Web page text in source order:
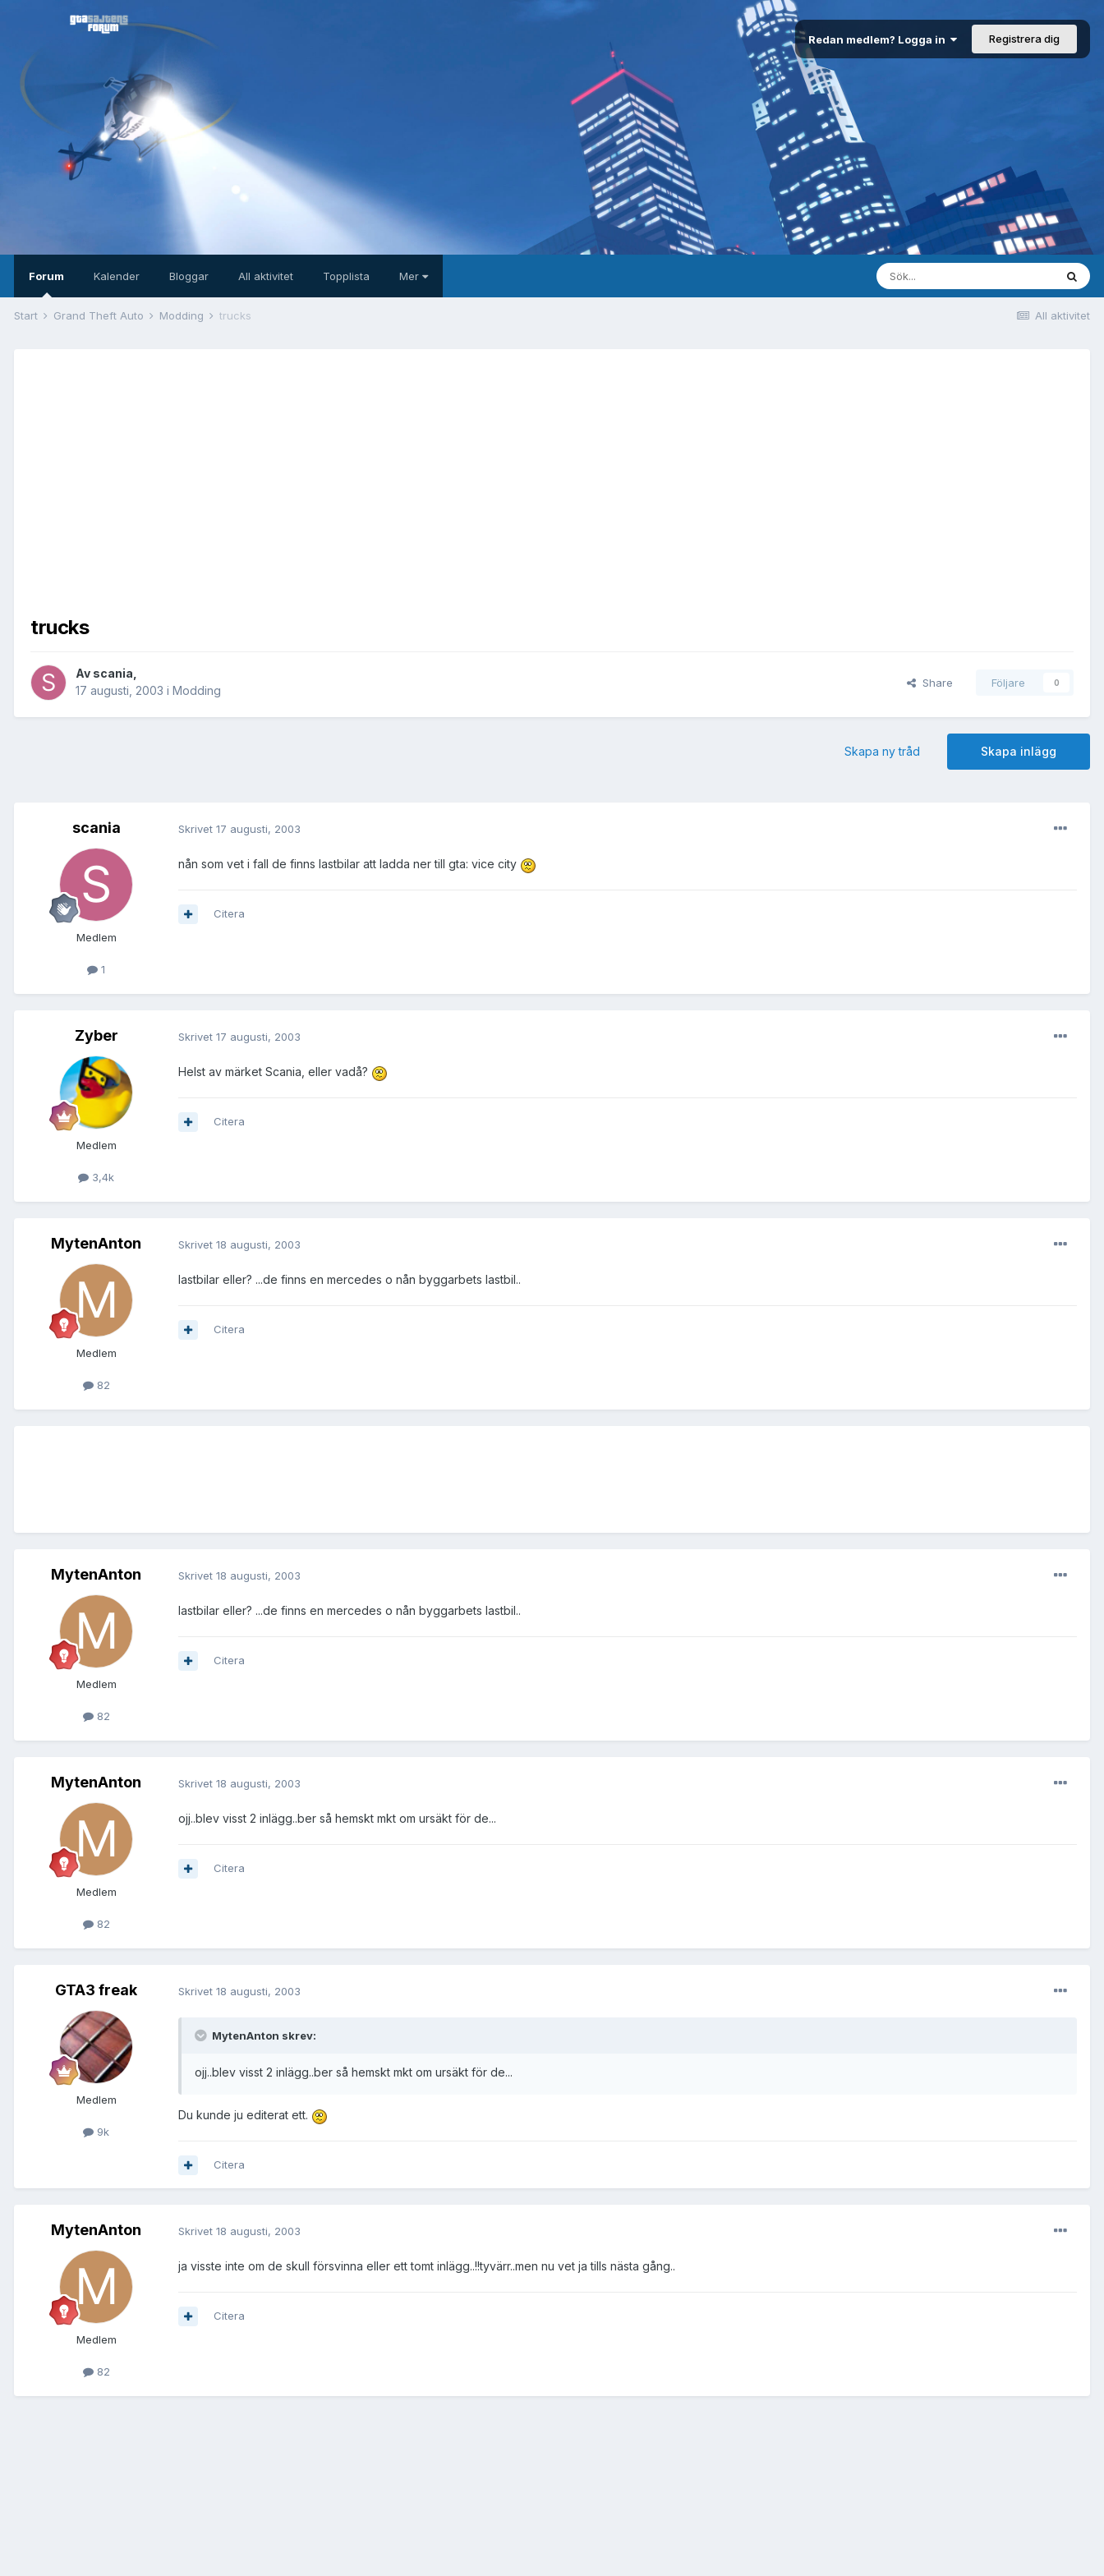
Redan medlem? Logga in Registrera dig
Forum Kalender Bloggar All aktivitet Topplista Mer
All aktivitet
Start Grand Theft Auto Modding trucks
trucks
Av scania
17 augusti, 2003 i Modding
Share Följare 0
Skapa inlägg
Skapa ny tråd
scania
Medlem
1
Skrivet 17 augusti, 2003
nån som vet i fall de finns lastbilar att ladda ner till gta: vice city
Citera
Zyber
Medlem
3,4k
Skrivet 17 augusti, 2003
Helst av märket Scania, eller vadå?
Citera
MytenAnton
Medlem
82
Skrivet 18 augusti, 2003
lastbilar eller? ...de finns en mercedes o nån byggarbets lastbil..
Citera
MytenAnton
Medlem
82
Skrivet 18 augusti, 2003
lastbilar eller? ...de finns en mercedes o nån byggarbets lastbil..
Citera
MytenAnton
Medlem
82
Skrivet 18 augusti, 2003
ojj..blev visst 2 inlägg..ber så hemskt mkt om ursäkt för de...
Citera
GTA3 freak
Medlem
9k
Skrivet 18 augusti, 2003
MytenAnton skrev:
ojj..blev visst 2 inlägg..ber så hemskt mkt om ursäkt för de...
Du kunde ju editerat ett.
Citera
MytenAnton
Medlem
82
Skrivet 18 augusti, 2003
ja visste inte om de skull försvinna eller ett tomt inlägg..!!tyvärr..men nu vet ja tills nästa gång..
Citera